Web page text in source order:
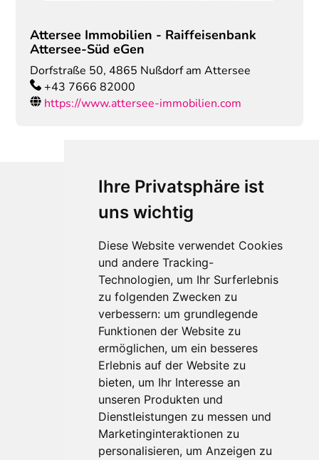
Ihre Privatsphäre ist
uns wichtig
Diese Website verwendet Cookies
und andere Tracking-
Technologien, um Ihr Surferlebnis
zu folgenden Zwecken zu
verbessern: um grundlegende
Funktionen der Website zu
ermöglichen, um ein besseres
Erlebnis auf der Website zu
bieten, um Ihr Interesse an
unseren Produkten und
Dienstleistungen zu messen und
Marketinginteraktionen zu
personalisieren, um Anzeigen zu
Attersee Immobilien - Raiffeisenbank
Attersee-Süd eGen
Dorfstraße 50,4865 Nußdorf am Attersee
+43 7666 82000
https://www.attersee-immobilien.com
Für Makler:innen
Über Uns
Vorteile
Kontakt
Software Partner
Teilnahme
FAQ